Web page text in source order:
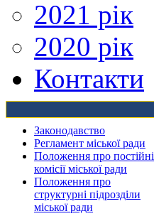
2021 рік
2020 рік
Контакти
Законодавство
Регламент міської ради
Положення про постійні
комісії міської ради
Положення про
структурні підрозділи
міської ради